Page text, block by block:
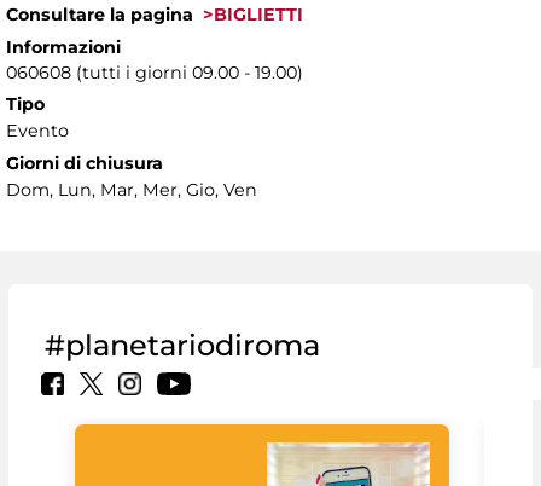
Consultare la pagina >BIGLIETTI
Informazioni
060608 (tutti i giorni 09.00 - 19.00)
Tipo
Evento
Giorni di chiusura
Dom, Lun, Mar, Mer, Gio, Ven
#planetariodiroma